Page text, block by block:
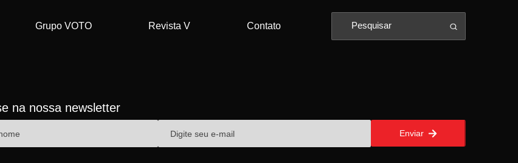
Grupo VOTO Revista V Contato
na nossa newsletter
Enviar